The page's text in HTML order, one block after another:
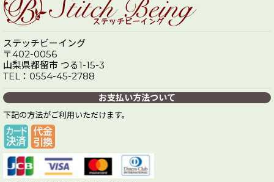
ステッチビーイング
〒402-0056
山梨県都留市 つる1-15-3
TEL：0554-45-2788
お支払い方法ついて
下記の方法がご利用いただけます。